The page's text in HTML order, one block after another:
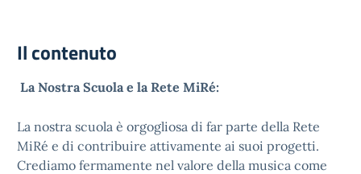
Il contenuto
La Nostra Scuola e la Rete MiRé:
La nostra scuola è orgogliosa di far parte della Rete
MiRé e di contribuire attivamente ai suoi progetti.
Crediamo fermamente nel valore della musica come